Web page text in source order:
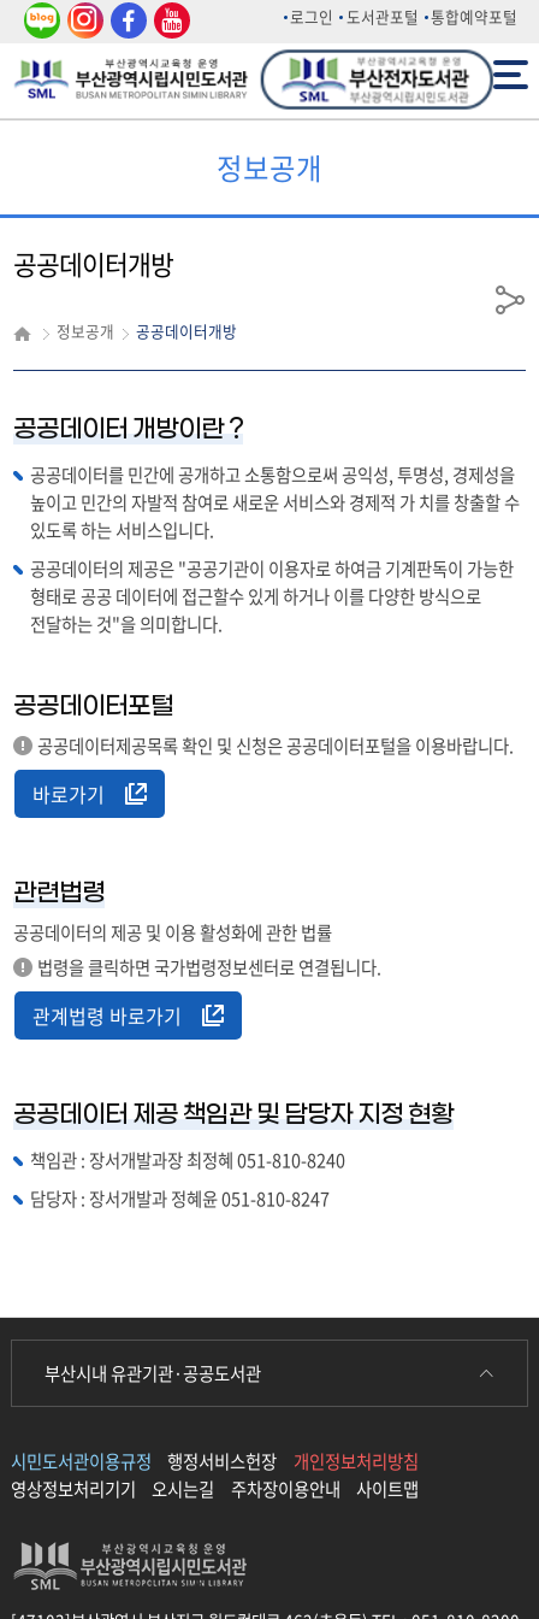
네이
버 블
로그
인스
타그
페이
스북
유튜
브
로그인 도서관포털 통합예약포털
전체메뉴
정보공개
공공데이터개방
정보공개 공공데이터개방
공
공공데이터 개방이란 ?
공공데이터를 민간에 공개하고 소통함으로써 공익성, 투명성, 경제성을
높이고 민간의 자발적 참여로 새로운 서비스와 경제적 가 치를 창출할 수
있도록 하는 서비스입니다.
공공데이터의 제공은 "공공기관이 이용자로 하여금 기계판독이 가능한
형태로 공공 데이터에 접근할수 있게 하거나 이를 다양한 방식으로
전달하는 것"을 의미합니다.
공공데이터포털
공공데이터제공목록 확인 및 신청은 공공데이터포털을 이용바랍니다.
바로가기
관련법령
공공데이터의 제공 및 이용 활성화에 관한 법률
법령을 클릭하면 국가법령정보센터로 연결됩니다.
관계법령 바로가기
공공데이터 제공 책임관 및 담당자 지정 현황
책임관 : 장서개발과장 최정혜 051-810-8240
담당자 : 장서개발과 정혜윤 051-810-8247
부산시내 유관기관·공공도서관
시민도서관이용규정 행정서비스헌장
개인정보처리방침
영상정보처리기기
오시는길 주차장이용안내 사이트맵